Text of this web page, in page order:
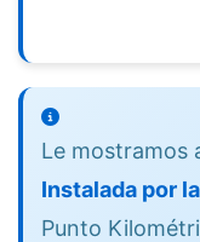
Le mostramos
Instalada por
Punto